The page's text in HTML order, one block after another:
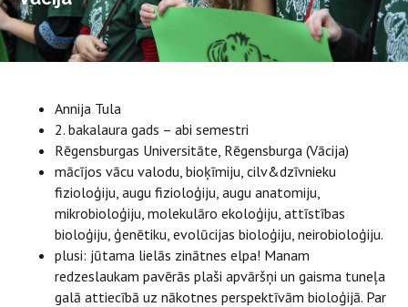
Annija Tula
2. bakalaura gads – abi semestri
Rēgensburgas Universitāte, Rēgensburga (Vācija)
mācījos vācu valodu, bioķīmiju, cilv&dzīvnieku
fizioloģiju, augu fizioloģiju, augu anatomiju,
mikrobioloģiju, molekulāro ekoloģiju, attīstības
bioloģiju, ģenētiku, evolūcijas bioloģiju, neirobioloģiju.
plusi: jūtama lielās zinātnes elpa! Manam
redzeslaukam pavērās plaši apvāršņi un gaisma tuneļa
galā attiecībā uz nākotnes perspektīvām bioloģijā. Par